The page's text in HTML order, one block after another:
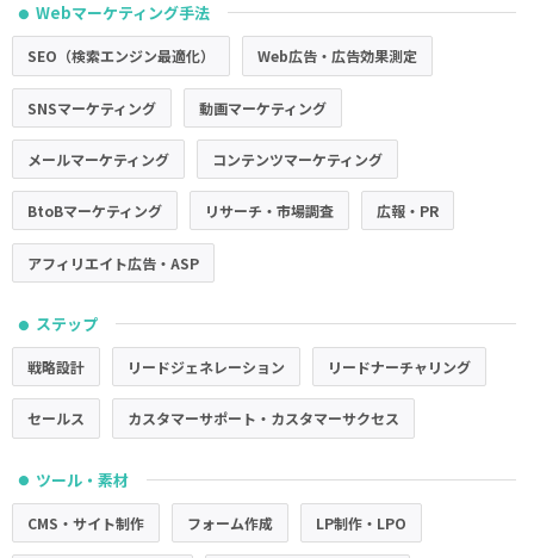
● Webマーケティング手法
SEO（検索エンジン最適化） Web広告・広告効果測定
SNSマーケティング 動画マーケティング
メールマーケティング コンテンツマーケティング
BtoBマーケティング リサーチ・市場調査 広報・PR
アフィリエイト広告・ASP
● ステップ
戦略設計 リードジェネレーション リードナーチャリング
セールス カスタマーサポート・カスタマーサクセス
● ツール・素材
CMS・サイト制作 フォーム作成 LP制作・LPO